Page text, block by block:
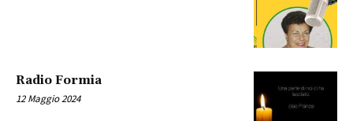
Radio Formia
12 Maggio 2024